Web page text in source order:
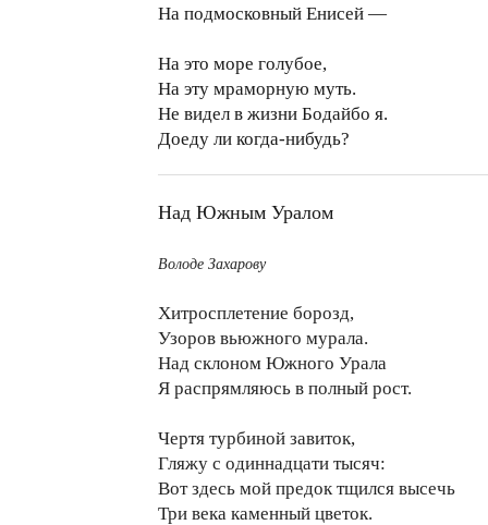
На подмосковный Енисей —
На это море голубое,
На эту мраморную муть.
Не видел в жизни Бодайбо я.
Доеду ли когда-нибудь?
Над Южным Уралом
Володе Захарову
Хитросплетение борозд,
Узоров вьюжного мурала.
Над склоном Южного Урала
Я распрямляюсь в полный рост.
Чертя турбиной завиток,
Гляжу с одиннадцати тысяч:
Вот здесь мой предок тщился высечь
Три века каменный цветок.